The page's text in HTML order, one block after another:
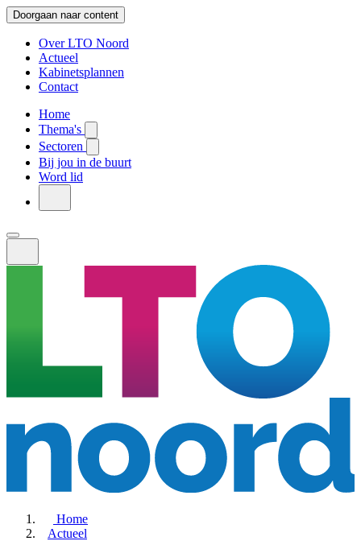
Doorgaan naar content
Over LTO Noord
Actueel
Kabinetsplannen
Contact
Home
Thema's
Sectoren
Bij jou in de buurt
Word lid
Home
Actueel